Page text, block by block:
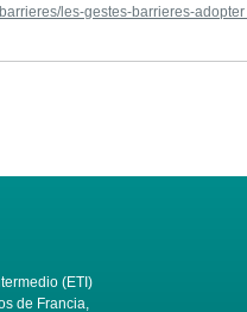
les-gestes-barrieres-adopter
(ETI)
de Francia,